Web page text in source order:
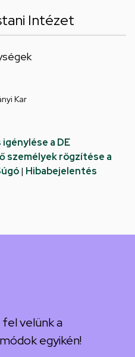
Intézet
Kar
a DE
személyek rögzítése a
| Hibabejelentés
velünk a
egyikén!